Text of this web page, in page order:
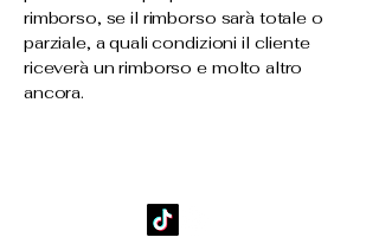
rimborso, se il rimborso sarà totale o
parziale, a quali condizioni il cliente
riceverà un rimborso e molto altro
ancora.